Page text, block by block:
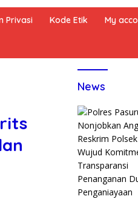
Privasi Kode Etik My
News